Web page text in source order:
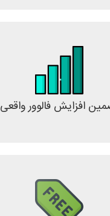
افزایش فالوور واقعی